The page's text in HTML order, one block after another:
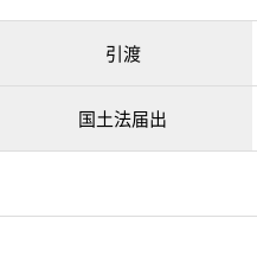
引渡
国土法届出